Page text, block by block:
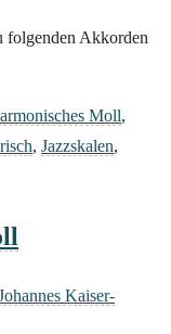
folgenden Akkorden
Moll,
, Jazzskalen,
Kaiser-